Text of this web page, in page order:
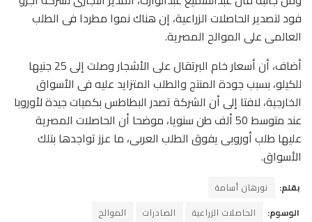
فود لتصدير الحاصلات الزراعية، إن هناك نموا مطردا فى الطلب
العالمى على الموالح المصرية.
أضاف، أن أسعار خام البرتقال على الأشجار وصلت إلى 25 جنيها
للكيلو، بسبب جودة المنتج والطلب المتزايد عليه فى الأسواق
الخارجية، لافتا إلى أن الشركة تصدر البطاطس بكميات جيدة لأوروبا
عند متوسط 50 ألف طن سنويا، موضحا أن الحاصلات المصرية
عليها طلب أوروبى يفوق الطلب العربى، ما عزز تواجدها بتلك
الأسواق.
بقلم:
نورهان أسامة
الوسوم:
الحاصلات الزراعية الصادرات الموالح